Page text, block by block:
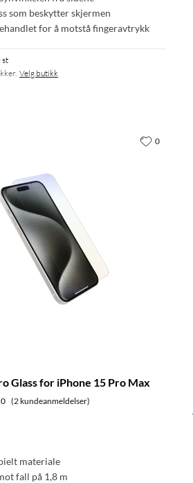
som beskytter skjermen
for å motstå fingeravtrykk
st
Velg butikk
Glass for iPhone 15 Pro Max
(2 kundeanmeldelser)
materiale
fall på 1,8 m
0